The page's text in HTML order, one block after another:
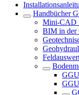
Handbücher
Mini-CAD
BIM in der